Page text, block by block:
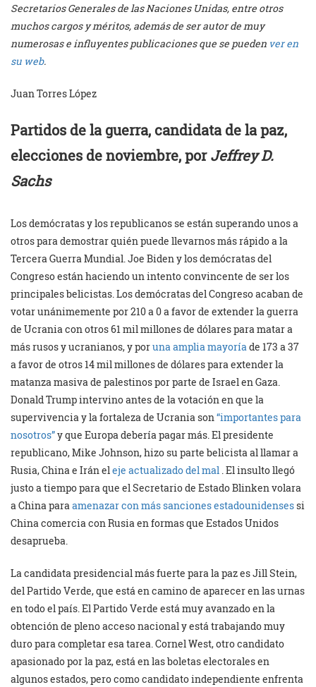
Secretarios Generales de las Naciones Unidas, entre otros
muchos cargos y méritos, además de ser autor de muy
numerosas e influyentes publicaciones que se pueden ver en
su web.
Juan Torres López
Partidos de la guerra, candidata de la paz,
elecciones de noviembre, porJeffrey D.
Sachs
Los demócratas y los republicanos se están superando unos a
otros para demostrar quién puede llevarnos más rápido a la
Tercera Guerra Mundial. Joe Biden y los demócratas del
Congreso están haciendo un intento convincente de ser los
principales belicistas. Los demócratas del Congreso acaban de
votar unánimemente por 210 a 0 a favor de extender la guerra
de Ucrania con otros 61 mil millones de dólares para matar a
más rusos y ucranianos, y poruna amplia mayoríade 173 a 37
a favor de otros 14 mil millones de dólares para extender la
matanza masiva de palestinos por parte de Israel en Gaza.
Donald Trump intervino antes de la votación en que la
supervivencia y la fortaleza de Ucrania son“importantes para
nosotros”y que Europa debería pagar más. El presidente
republicano, Mike Johnson, hizo su parte belicista al llamar a
Rusia, China e Irán eleje actualizado del mal . El insulto llegó
justo a tiempo para que el Secretario de Estado Blinken volara
a China paraamenazar con más sanciones estadounidensessi
China comercia con Rusia en formas que Estados Unidos
desaprueba.
La candidata presidencial más fuerte para la paz es Jill Stein,
del Partido Verde, que está en camino de aparecer en las urnas
en todo el país. El Partido Verde está muy avanzado en la
obtención de pleno acceso nacional y está trabajando muy
duro para completar esa tarea. Cornel West, otro candidato
apasionado por la paz, está en las boletas electorales en
algunos estados, pero como candidato independiente enfrenta